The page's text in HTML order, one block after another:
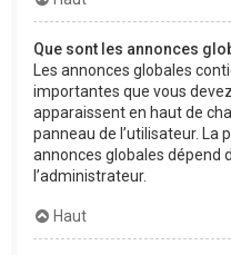
Que sont les annonces
Les annonces globales
importantes que vous
apparaissent en haut de
panneau de l’utilisateur. La
annonces globales dépend
l’administrateur.
Haut